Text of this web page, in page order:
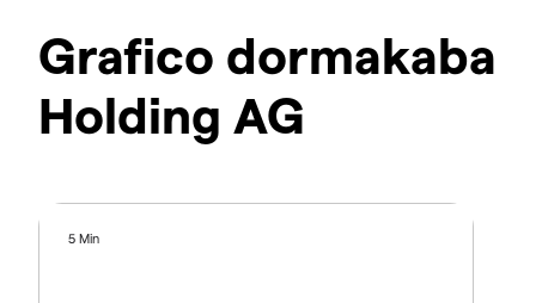
Grafico dormakaba
Holding AG
5 Min